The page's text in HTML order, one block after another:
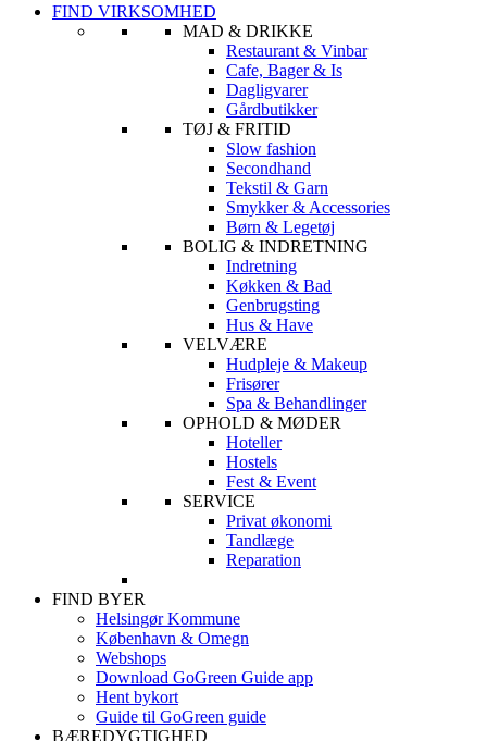
FIND VIRKSOMHED
MAD & DRIKKE
Restaurant & Vinbar
Cafe, Bager & Is
Dagligvarer
Gårdbutikker
TØJ & FRITID
Slow fashion
Secondhand
Tekstil & Garn
Smykker & Accessories
Børn & Legetøj
BOLIG & INDRETNING
Indretning
Køkken & Bad
Genbrugsting
Hus & Have
VELVÆRE
Hudpleje & Makeup
Frisører
Spa & Behandlinger
OPHOLD & MØDER
Hoteller
Hostels
Fest & Event
SERVICE
Privat økonomi
Tandlæge
Reparation
FIND BYER
Helsingør Kommune
København & Omegn
Webshops
Download GoGreen Guide app
Hent bykort
Guide til GoGreen guide
BÆREDYGTIGHED